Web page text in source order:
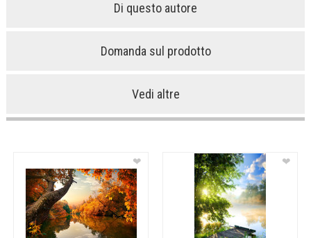
Di questo autore
Domanda sul prodotto
Vedi altre
❤ ❤